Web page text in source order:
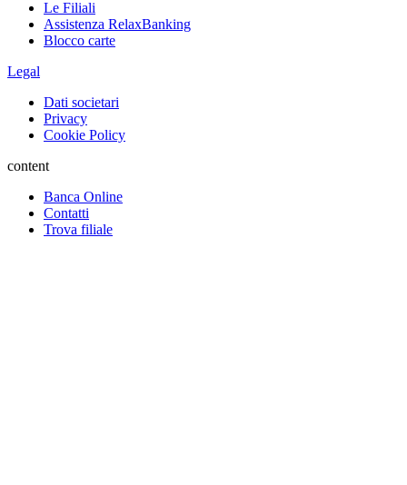
Le Filiali
Assistenza RelaxBanking
Blocco carte
Legal
Dati societari
Privacy
Cookie Policy
content
Banca Online
Contatti
Trova filiale